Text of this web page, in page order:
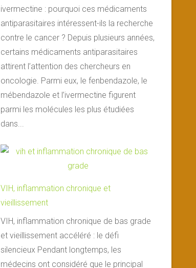
ivermectine : pourquoi ces médicaments
antiparasitaires intéressent-ils la recherche
contre le cancer ? Depuis plusieurs années,
certains médicaments antiparasitaires
attirent l’attention des chercheurs en
oncologie. Parmi eux, le fenbendazole, le
mébendazole et l’ivermectine figurent
parmi les molécules les plus étudiées
dans...
VIH, inflammation chronique et
vieillissement
VIH, inflammation chronique de bas grade
et vieillissement accéléré : le défi
silencieux Pendant longtemps, les
médecins ont considéré que le principal